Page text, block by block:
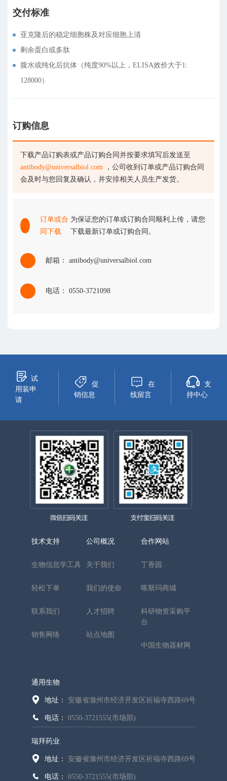
交付标准
亚克隆后的稳定细胞株及对应细胞上清
剩余蛋白或多肽
腹水或纯化后抗体（纯度90%以上，ELISA效价大于1:
128000）
订购信息
下载产品订购表或产品订购合同并按要求填写后发送至
antibody@universalbiol.com ，公司收到订单或产品订购合同
会及时与您回复及确认，并安排相关人员生产发货。
订单或合
同下载
为保证您的订单或订购合同顺利上传，请您
下载最新订单或订购合同。
邮箱： antibody@universalbiol.com
电话： 0550-3721098
试
用装申
请
促
销信息
在
线留言
支
持中心
技术支持
生物信息学工具
轻松下单
联系我们
销售网络
公司概况
关于我们
我们的使命
人才招聘
站点地图
合作网站
丁香园
喀斯玛商城
科研物资采购平
台
中国生物器材网
通用生物
地址： 安徽省滁州市经济开发区祈福寺西路69号
电话： 0550-3721555(市场部)
瑞拜药业
地址： 安徽省滁州市经济开发区祈福寺西路69号
电话： 0550-3721555(市场部)